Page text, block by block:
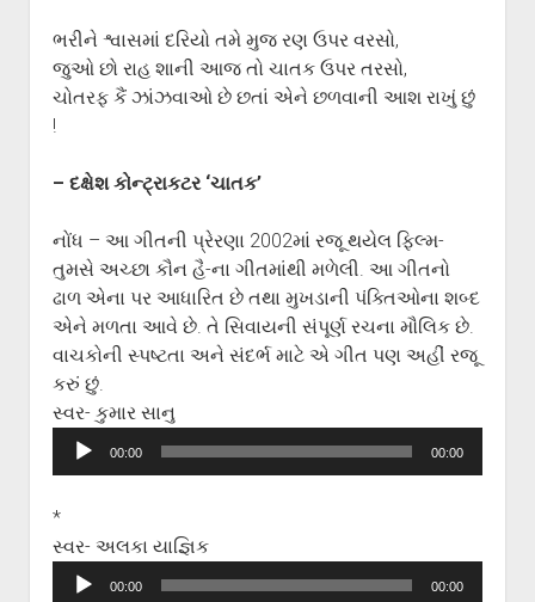
ભરીને શ્વાસમાં દરિયો તમે મુજ રણ ઉપર વરસો,
જુઓ છો રાહ શાની આજ તો ચાતક ઉપર તરસો,
ચોતરફ કૈં ઝાંઝવાઓ છે છતાં એને છળવાની આશ રાખું છું
!
– દક્ષેશ કોન્ટ્રાકટર ‘ચાતક’
નોંધ – આ ગીતની પ્રેરણા 2002માં રજૂ થયેલ ફિલ્મ-
તુમસે અચ્છા કૌન હૈ-ના ગીતમાંથી મળેલી. આ ગીતનો
ઢાળ એના પર આધારિત છે તથા મુખડાની પંક્તિઓના શબ્દ
એને મળતા આવે છે. તે સિવાયની સંપૂર્ણ રચના મૌલિક છે.
વાચકોની સ્પષ્ટતા અને સંદર્ભ માટે એ ગીત પણ અહીં રજૂ
કરું છું.
સ્વર- કુમાર સાનુ
Audio
00:00 00:00
*
સ્વર- અલકા યાજ્ઞિક
Audio
00:00 00:00